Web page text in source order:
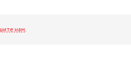
нам.